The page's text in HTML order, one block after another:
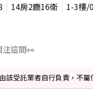
14房2廳16衛 1-3樓/
注這間👀
受託業者自行負責，不屬